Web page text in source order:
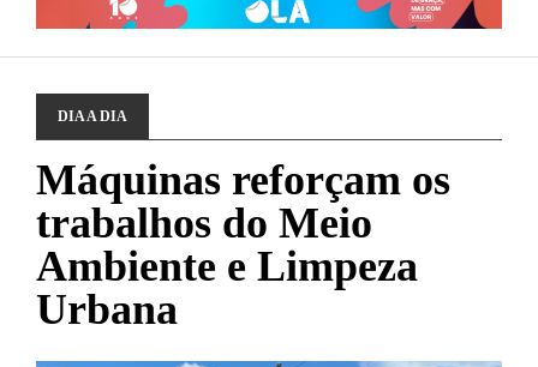
DIA A DIA
Máquinas reforçam os
trabalhos do Meio
Ambiente e Limpeza
Urbana